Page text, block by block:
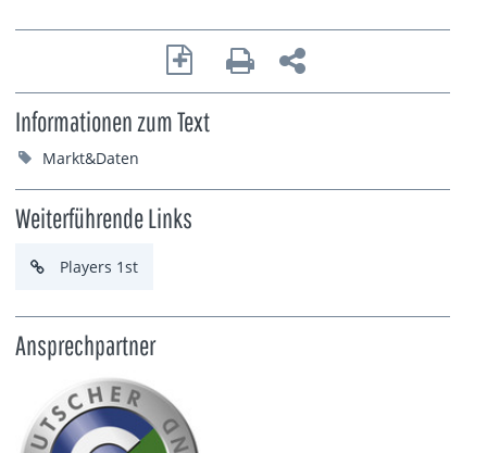
Informationen zum Text
Markt&Daten
Weiterführende Links
Players 1st
Ansprechpartner